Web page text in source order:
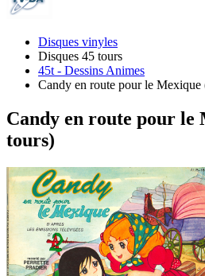
Disques vinyles
Disques 45 tours
45t - Dessins Animes
Candy en route pour le Mexique
Candy en route pour le
tours)